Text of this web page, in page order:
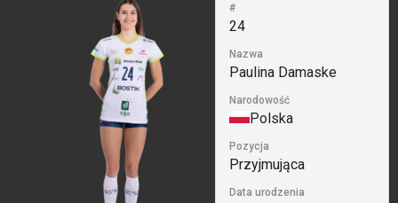
#
24
Nazwa
Paulina Damaske
Narodowość
Polska
Pozycja
Przyjmująca
Data urodzenia